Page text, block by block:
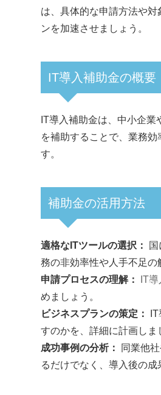
は、具体的な申請方法や
ンを加速させましょう。
IT導入補助金の概要
IT導入補助金は、中小企
を補助することで、業務
す。
補助金の活用方法
適格なITツールの選択：
務の非効率性や人手不足の
申請プロセスの理解：
IT
めましょう。
ビジネスプランの策定：
すのかを、詳細に計画しま
成功事例の分析：
同業他
るだけでなく、導入後の成